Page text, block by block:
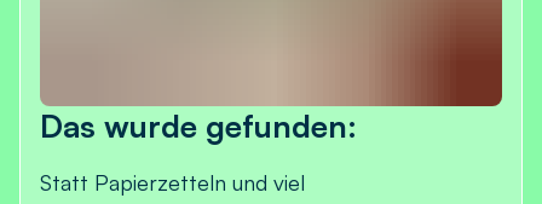
Das wurde gefunden:
Statt Papierzetteln und viel